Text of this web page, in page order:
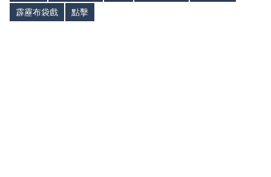
霹靂布袋戲
點擊